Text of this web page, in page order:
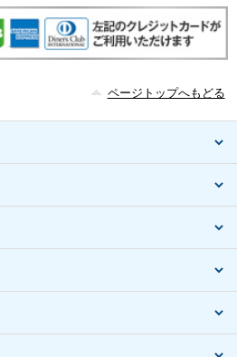
ページトップへもどる